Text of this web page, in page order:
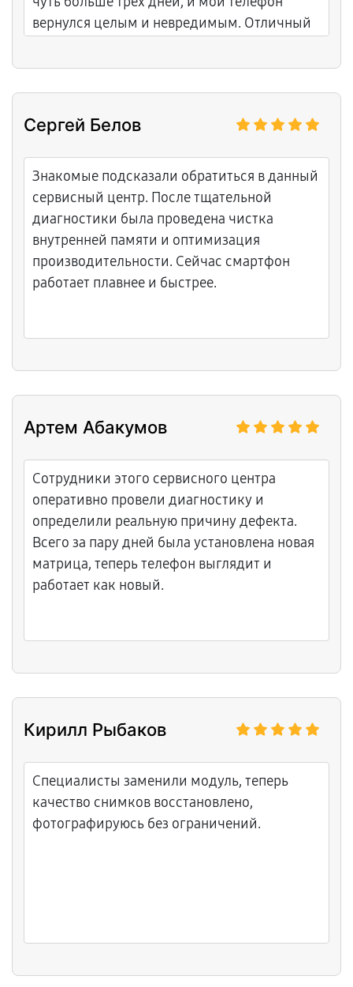
вернулся целым и невредимым. Отличный
рекомендую!
Сергей Белов
Знакомые подсказали обратиться в данный
сервисный центр. После тщательной
диагностики была проведена чистка
внутренней памяти и оптимизация
производительности. Сейчас смартфон
работает плавнее и быстрее.
Артем Абакумов
Сотрудники этого сервисного центра
оперативно провели диагностику и
определили реальную причину дефекта.
Всего за пару дней была установлена новая
матрица, теперь телефон выглядит и
работает как новый.
Кирилл Рыбаков
Специалисты заменили модуль, теперь
качество снимков восстановлено,
фотографируюсь без ограничений.